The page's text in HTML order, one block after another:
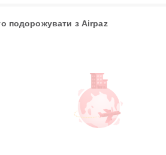
подорожувати з Airpaz